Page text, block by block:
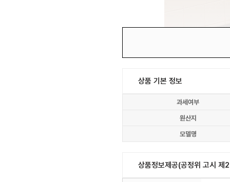
상품 기본 정보
과세여부
원산지
모델명
상품정보제공(공정위 고시